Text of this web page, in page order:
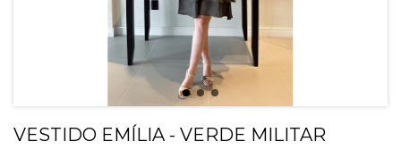
VESTIDO EMÍLIA - VERDE MILITAR